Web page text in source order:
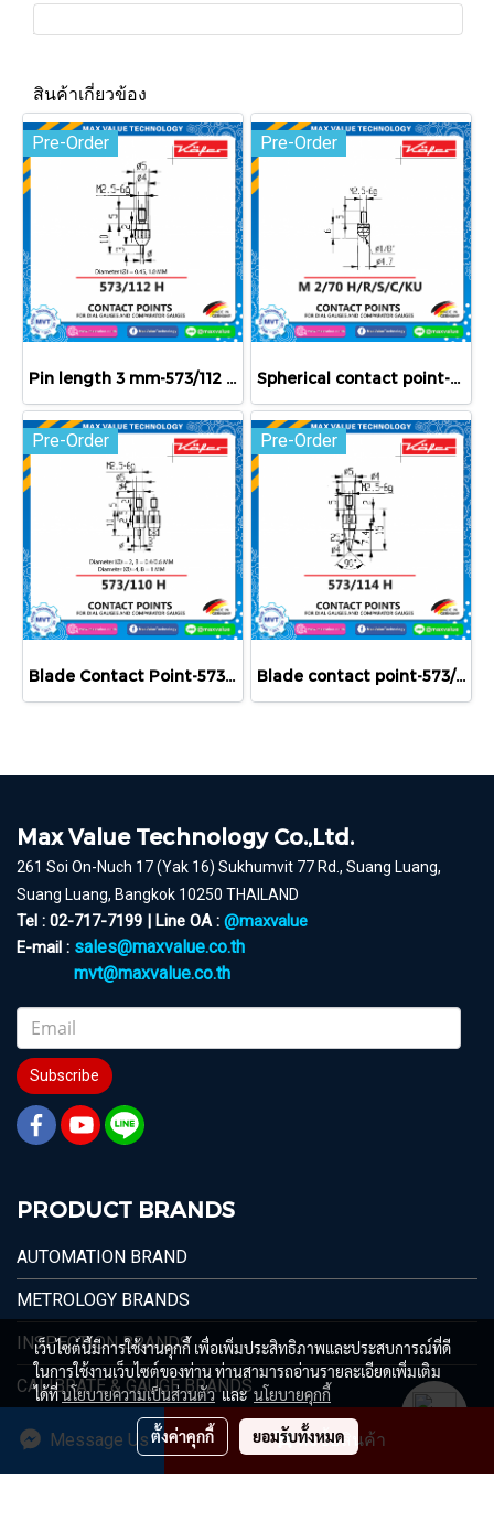
สั่งซื้อสินค้า
Message Us
สินค้าเกี่ยวข้อง
Pre-Order
Pin length 3 mm-573/112 H
Pre-Order
Spherical contact point-M 2/70 H/R/S/C/KU
Pre-Order
Blade Contact Point-573/110 H
Pre-Order
Blade contact point-573/114 H
Max Value Technology Co.,Ltd.
261 Soi On-Nuch 17 (Yak 16) Sukhumvit 77 Rd., Suang Luang,
Suang Luang, Bangkok 10250 THAILAND
Tel : 02-717-7199 | Line OA : @maxvalue
E-mail : sales@maxvalue.co.th
mvt@maxvalue.co.th
Subscribe
PRODUCT BRANDS
AUTOMATION BRAND
METROLOGY BRANDS
INSPECTION BRANDS
CALIBRATE & GAUGE BRANDS
© 1996 - 2026 Max Value Technology Co.,Ltd.
เว็บไซต์นี้มีการใช้งานคุกกี้ เพื่อเพิ่มประสิทธิภาพและประสบการณ์ที่ดี
ในการใช้งานเว็บไซต์ของท่าน ท่านสามารถอ่านรายละเอียดเพิ่มเติม
ได้ที่นโยบายความเป็นส่วนตัวและนโยบายคุกกี้
ตั้งค่าคุกกี้ ยอมรับทั้งหมด